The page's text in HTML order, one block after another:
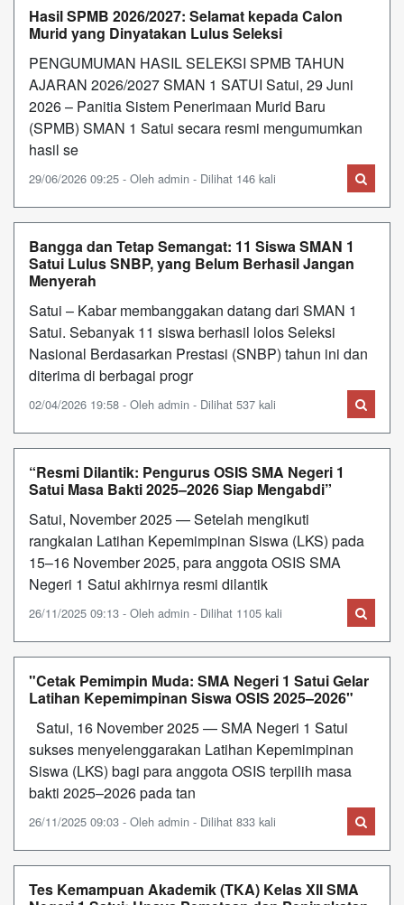
Hasil SPMB 2026/2027: Selamat kepada Calon
Murid yang Dinyatakan Lulus Seleksi
PENGUMUMAN HASIL SELEKSI SPMB TAHUN
AJARAN 2026/2027 SMAN 1 SATUI Satui, 29 Juni
2026 – Panitia Sistem Penerimaan Murid Baru
(SPMB) SMAN 1 Satui secara resmi mengumumkan
hasil se
29/06/2026 09:25 - Oleh admin - Dilihat 146 kali
Bangga dan Tetap Semangat: 11 Siswa SMAN 1
Satui Lulus SNBP, yang Belum Berhasil Jangan
Menyerah
Satui – Kabar membanggakan datang dari SMAN 1
Satui. Sebanyak 11 siswa berhasil lolos Seleksi
Nasional Berdasarkan Prestasi (SNBP) tahun ini dan
diterima di berbagai progr
02/04/2026 19:58 - Oleh admin - Dilihat 537 kali
“Resmi Dilantik: Pengurus OSIS SMA Negeri 1
Satui Masa Bakti 2025–2026 Siap Mengabdi”
Satui, November 2025 — Setelah mengikuti
rangkaian Latihan Kepemimpinan Siswa (LKS) pada
15–16 November 2025, para anggota OSIS SMA
Negeri 1 Satui akhirnya resmi dilantik
26/11/2025 09:13 - Oleh admin - Dilihat 1105 kali
"Cetak Pemimpin Muda: SMA Negeri 1 Satui Gelar
Latihan Kepemimpinan Siswa OSIS 2025–2026"
Satui, 16 November 2025 — SMA Negeri 1 Satui
sukses menyelenggarakan Latihan Kepemimpinan
Siswa (LKS) bagi para anggota OSIS terpilih masa
bakti 2025–2026 pada tan
26/11/2025 09:03 - Oleh admin - Dilihat 833 kali
Tes Kemampuan Akademik (TKA) Kelas XII SMA